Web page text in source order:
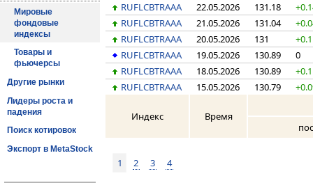
Мировые
фондовые
индексы
Товары и
фьючерсы
Другие рынки
Лидеры роста и
падения
Поиск котировок
Экспорт в MetaStock
RUFLCBTRAAA
22.05.2026 131.18
RUFLCBTRAAA
21.05.2026 131.04
RUFLCBTRAAA
20.05.2026 131
RUFLCBTRAAA
19.05.2026 130.89
0
RUFLCBTRAAA
18.05.2026 130.89
+0.1
RUFLCBTRAAA
15.05.2026 130.79
Индекс
Время
1 2 3 4